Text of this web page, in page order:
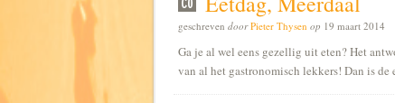
geschreven door Pieter Thysen op 19 maart 2014
Ga je al wel eens gezellig uit eten? Het
van al het gastronomisch lekkers! Dan is